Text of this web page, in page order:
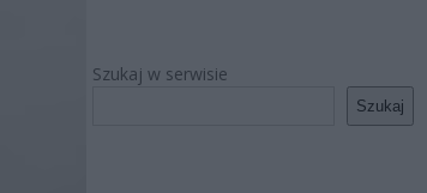
Szukaj w serwisie
Szukaj